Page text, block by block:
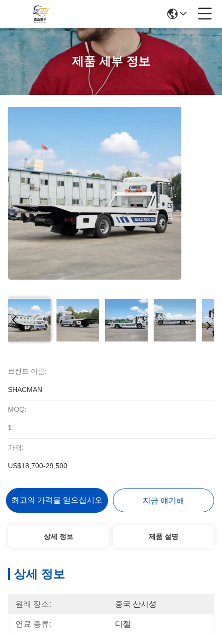
제품 세부 정보
브랜드 이름:
SHACMAN
MOQ:
1
가격:
US$18,700-29,500
최고의 가격을 얻으십시오 지금 얘기해
상세 정보 제품 설명
상세 정보
원래 장소: 중국 산시성
연료 종류: 디젤